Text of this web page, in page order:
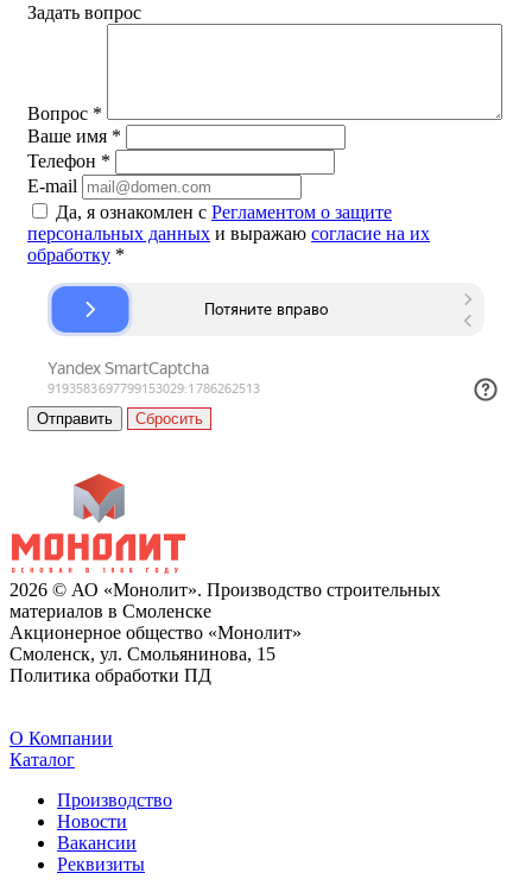
Задать вопрос
Вопрос *
Ваше имя *
Телефон *
E-mail
Да, я ознакомлен с Регламентом о защите
персональных данных и выражаю согласие на их
обработку *
Сбросить
2026 © АО «Монолит». Производство строительных
материалов в Смоленске
Акционерное общество «Монолит»
Смоленск, ул. Смольянинова, 15
Политика обработки ПД
O Компании
Каталог
Производство
Новости
Вакансии
Реквизиты